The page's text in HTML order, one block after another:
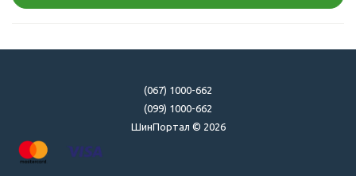
(067) 1000-662
(099) 1000-662
ШинПортал © 2026